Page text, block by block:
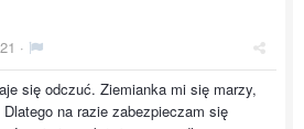
·
się odczuć. Ziemianka mi się marzy,
na razie zabezpieczam się